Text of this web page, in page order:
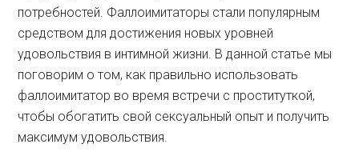
потребностей. Фаллоимитаторы стали популярным
средством для достижения новых уровней
удовольствия в интимной жизни. В данной статье мы
поговорим о том, как правильно использовать
фаллоимитатор во время встречи с проституткой,
чтобы обогатить свой сексуальный опыт и получить
максимум удовольствия.